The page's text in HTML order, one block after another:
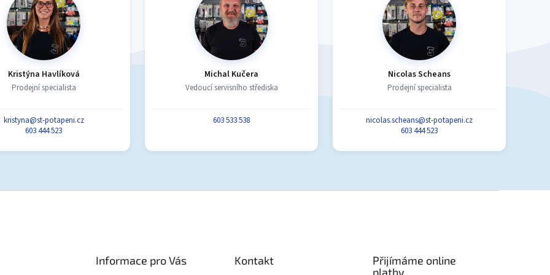
Kristýna Havlíková
Prodejní specialista
kristyna@st-potapeni.cz
603 444 523
Michal Kučera
Vedoucí servisního střediska
603 533 538
Nicolas Scheans
Prodejní specialista
nicolas.scheans@st-potapeni.cz
603 444 523
Informace pro Vás Kontakt
Přijímáme online
platby